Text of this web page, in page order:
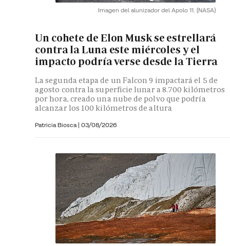
Imagen del alunizador del Apolo 11. (NASA)
Un cohete de Elon Musk se estrellará
contra la Luna este miércoles y el
impacto podría verse desde la Tierra
La segunda etapa de un Falcon 9 impactará el 5 de
agosto contra la superficie lunar a 8.700 kilómetros
por hora, creado una nube de polvo que podría
alcanzar los 100 kilómetros de altura
Patricia Biosca | 03/08/2026